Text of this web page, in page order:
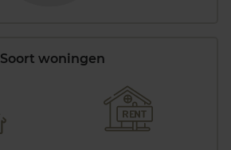
Soort woningen